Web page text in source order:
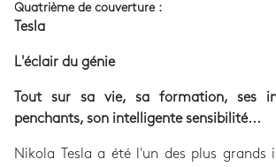
Quatrième de couverture :
Tesla
L'éclair du génie
Tout sur sa vie, sa formation, ses
penchants, son intelligente sensibilité...
Nikola Tesla a été l'un des plus grands